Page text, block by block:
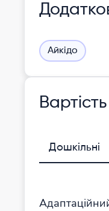
Айкідо
Вартість
Дошкільні